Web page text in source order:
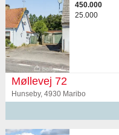
450.000
25.000
Møllevej 72
Hunseby, 4930 Maribo